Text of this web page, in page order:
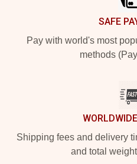
SAFE
Pay with world's most
methods
Shipping fees and delivery
and total